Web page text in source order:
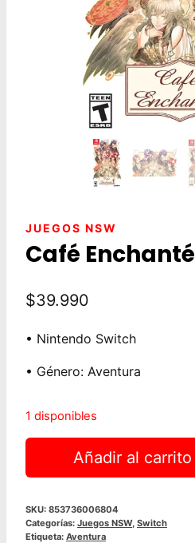
JUEGOS NSW
Café
$39.990
• Nintendo Switch
• Género: Aventura
1 disponibles
Café
Enchanté
NSW
cantidad
Añadir al carrito
SKU: 853736006804
Categorías: Juegos NSW, Switch
Etiqueta: Aventura